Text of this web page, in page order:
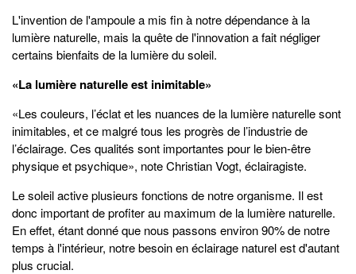
L'invention de l'ampoule a mis fin à notre dépendance à la
lumière naturelle, mais la quête de l'innovation a fait négliger
certains bienfaits de la lumière du soleil.
«La lumière naturelle est inimitable»
«Les couleurs, l’éclat et les nuances de la lumière naturelle sont
inimitables, et ce malgré tous les progrès de l’industrie de
l’éclairage. Ces qualités sont importantes pour le bien-être
physique et psychique», note Christian Vogt, éclairagiste.
Le soleil active plusieurs fonctions de notre organisme. Il est
donc important de profiter au maximum de la lumière naturelle.
En effet, étant donné que nous passons environ 90% de notre
temps à l'intérieur, notre besoin en éclairage naturel est d'autant
plus crucial.